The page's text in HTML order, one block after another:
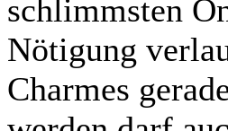
schlimmsten
Nötigung
Charmes